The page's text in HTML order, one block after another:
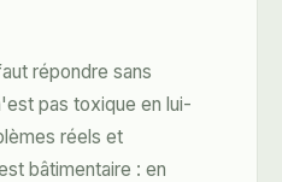
répondre sans
pas toxique en lui-
réels et
bâtimentaire : en